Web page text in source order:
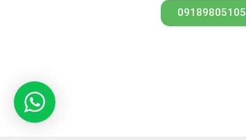
09189805105